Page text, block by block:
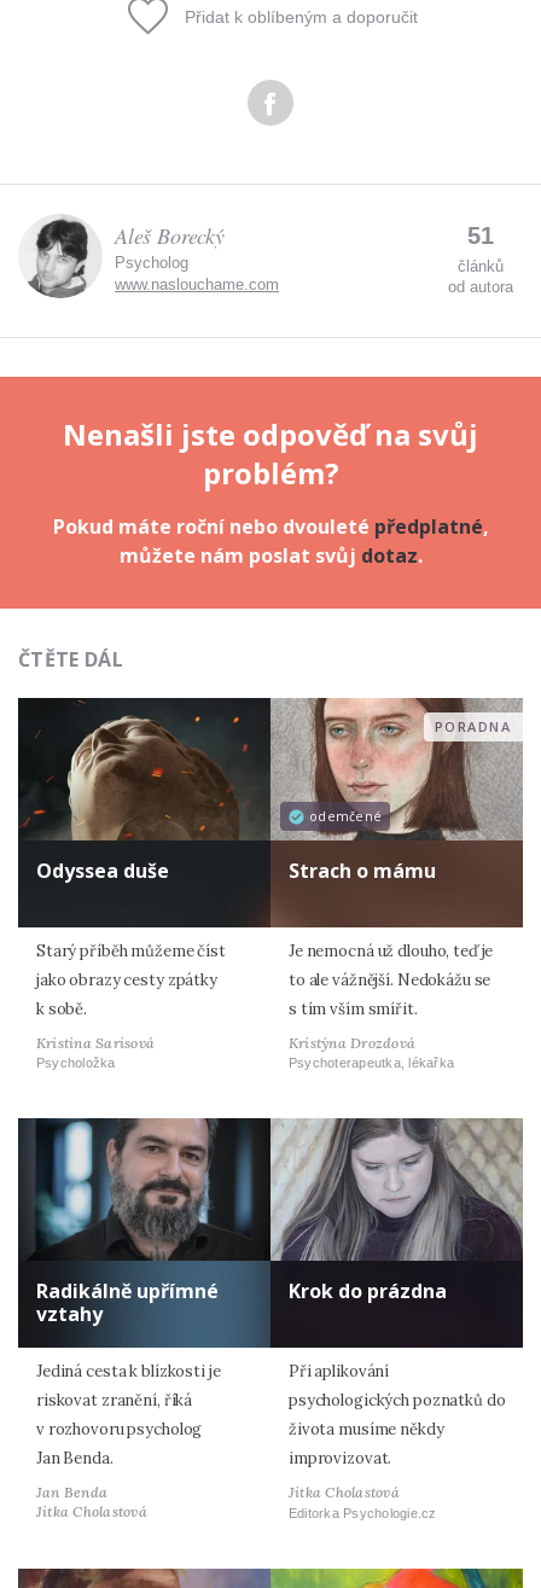
Odeslat
Přidat k oblíbeným a doporučit
Aleš Borecký
Psycholog
www.naslouchame.com
51
článků
od autora
Nenašli jste odpověď na svůj
problém?
Pokud máte roční nebo dvouleté předplatné,
můžete nám poslat svůj dotaz.
ČTĚTE DÁL
Odyssea duše
Starý příběh můžeme číst
jako obrazy cesty zpátky
k sobě.
Kristina Sarisová
Psycholožka
odemčené
PORADNA
Strach o mámu
Je nemocná už dlouho, teď je
to ale vážnější. Nedokážu se
s tím vším smířit.
Kristýna Drozdová
Psychoterapeutka, lékařka
Radikálně upřímné
vztahy
Jediná cesta k blízkosti je
riskovat zranění, říká
v rozhovoru psycholog
Jan Benda.
Jan Benda
Jitka Cholastová
Krok do prázdna
Při aplikování
psychologických poznatků do
života musíme někdy
improvizovat.
Jitka Cholastová
Editorka Psychologie.cz